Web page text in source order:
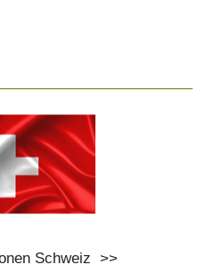
Schweiz >>